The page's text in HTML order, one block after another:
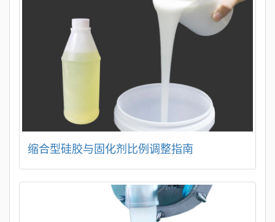
缩合型硅胶与固化剂比例调整指南